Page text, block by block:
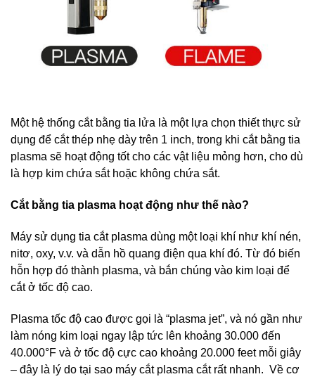
Một hệ thống cắt bằng tia lửa là một lựa chọn thiết thực sử
dụng để cắt thép nhẹ dày trên 1 inch, trong khi cắt bằng tia
plasma sẽ hoạt động tốt cho các vật liệu mỏng hơn, cho dù
là hợp kim chứa sắt hoặc không chứa sắt.
Cắt bằng tia plasma hoạt động như thế nào?
Máy sử dụng tia cắt plasma dùng một loại khí như khí nén,
nitơ, oxy, v.v. và dẫn hồ quang điện qua khí đó. Từ đó biến
hỗn hợp đó thành plasma, và bắn chúng vào kim loại để
cắt ở tốc độ cao.
Plasma tốc độ cao được gọi là “plasma jet”, và nó gần như
làm nóng kim loại ngay lập tức lên khoảng 30.000 đến
40.000°F và ở tốc độ cực cao khoảng 20.000 feet mỗi giây
– đây là lý do tại sao máy cắt plasma cắt rất nhanh. Về cơ